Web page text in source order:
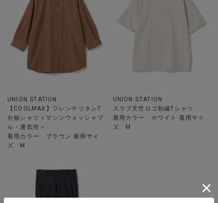
UNION STATION
【COOLMAX】フレンチリネン7
分袖シャツ＜マシンウォッシャブ
ル・通気性＞
着用カラー ブラウン 着用サイ
ズ M
UNION STATION
スラブ天竺ロゴ刺繍Tシャツ
着用カラー ホワイト 着用サイ
ズ M